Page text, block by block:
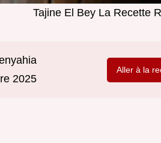
Tajine El Bey La Recette
2025
Aller à la